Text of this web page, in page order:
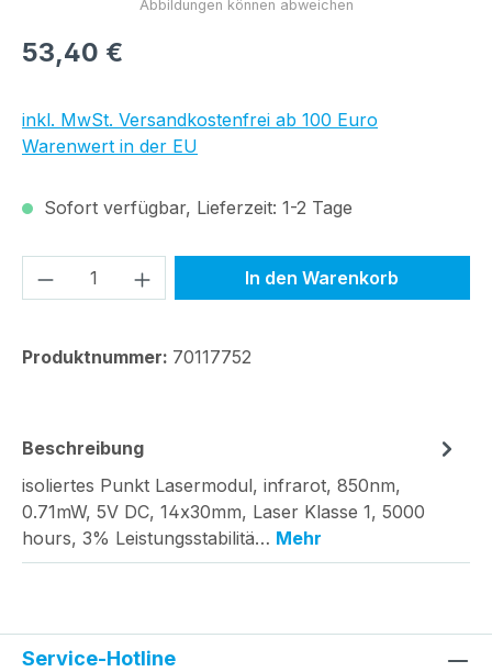
Regulärer Preis:
53,40 €
inkl. MwSt. Versandkostenfrei ab 100 Euro
Warenwert in der EU
Sofort verfügbar, Lieferzeit: 1-2 Tage
Produkt Anzahl: Gib denIn den Warenkorb
Produktnummer: 70117752
Beschreibung
isoliertes Punkt Lasermodul, infrarot, 850nm,
0.71mW, 5V DC, 14x30mm, Laser Klasse 1, 5000
hours, 3% Leistungsstabilitä… Mehr
Service-Hotline